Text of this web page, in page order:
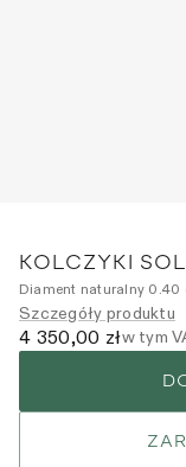
KOLCZYKI
Diament naturalny 0.40
Szczegóły produktu
4 350,00 złw tym